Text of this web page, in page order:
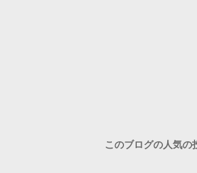
このブログの人気の